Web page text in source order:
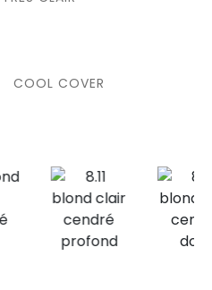
COOL COVER